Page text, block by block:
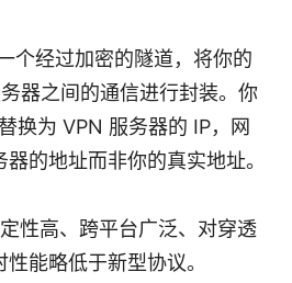
个经过加密的隧道，将你的
器之间的通信进行封装。你
换为 VPN 服务器的 IP，网
的地址而非你的真实地址。
性高、跨平台广泛、对穿透
能略低于新型协议。